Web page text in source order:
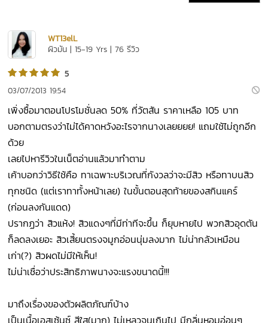
WT13elL
ผิวมัน | 15-19 Yrs | 76 รีวิว
5
03/07/2013 19:54
เพิ่งซื้อมาตอนโปรโมชั่นลด 50% ที่วัตสัน ราคาเหลือ 105 บาท
บอกตามตรงว่าไม่ได้คาดหวังอะไรจากนางเลยยยย! แถมใช้ไม่ถูกอีก
ด้วย
เลยไปหารีวิวในเน็ตอ่านแล้วมาทำตาม
เค้าบอกว่าวิธีใช้คือ ทาเฉพาะบริเวณที่กังวลว่าจะมีสิว หรือทาบนสิว
ทุกชนิด (แต่เราทาทั้งหน้าเลย) ในขั้นตอนสุดท้ายของสกินแคร์
(ก่อนลงกันแดด)
ปรากฏว่า สิวแห้ง! สิวแดงๆที่มีท่าทีจะขึ้น ก็ยุบหายไป พวกสิวอุดตัน
ก็ลดลงเยอะ สิวเสี้ยนตรงจมูกอ่อนนุ่มลงมาก ไม่น่ากลัวเหมือน
เก่า(?) สิวผดไม่มีให้เห็น!
ไม่น่าเชื่อว่าประสิทธิภาพนางจะแรงขนาดนี้!!!
มาถึงเรื่องของตัวผลิตภัณฑ์บ้าง
เป็นเนื้อเอสเซ้นซ์ สีใส(มาก) ไม่เหลวจนเกินไป มีกลิ่นหอมอ่อนๆ